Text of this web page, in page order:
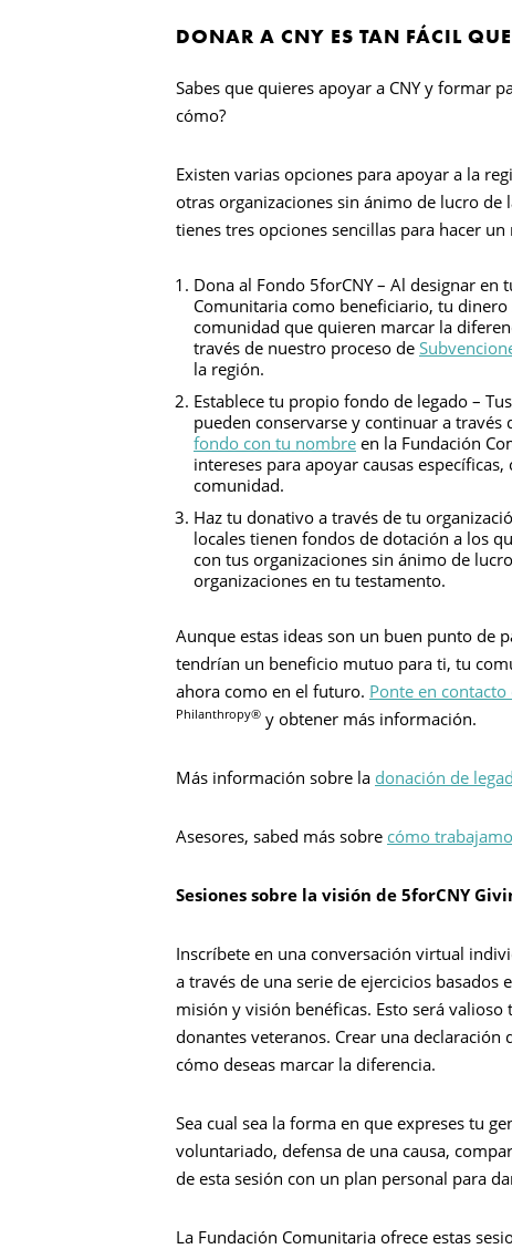
DONAR A CNY ES TAN FÁCIL
Sabes que quieres apoyar a CNY y formar
cómo?
Existen varias opciones para apoyar a la
otras organizaciones sin ánimo de lucro
tienes tres opciones sencillas para hacer
Dona al Fondo 5forCNY – Al designar en
Comunitaria como beneficiario, tu
comunidad que quieren marcar la
través de nuestro proceso de
la región.
Establece tu propio fondo de legado –
pueden conservarse y continuar a
fondo con tu nombre en la Fundación
intereses para apoyar causas
comunidad.
Haz tu donativo a través de tu
locales tienen fondos de dotación a los
con tus organizaciones sin ánimo de
organizaciones en tu testamento.
Aunque estas ideas son un buen punto de
tendrían un beneficio mutuo para ti, tu
ahora como en el futuro. Ponte en
Philanthropy® y obtener más información.
Más información sobre la donación de
Asesores, sabed más sobre cómo
Sesiones sobre la visión de 5forCNY
Inscríbete en una conversación virtual
a través de una serie de ejercicios
misión y visión benéficas. Esto será
donantes veteranos. Crear una
cómo deseas marcar la diferencia.
Sea cual sea la forma en que expreses tu
voluntariado, defensa de una causa,
de esta sesión con un plan personal para
La Fundación Comunitaria ofrece estas